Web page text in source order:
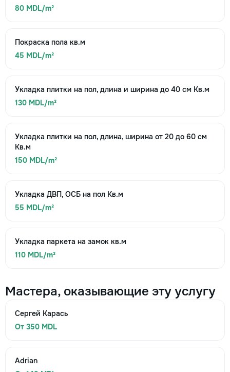
80 MDL/m²
Покраска пола кв.м
45 MDL/m²
Укладка плитки на пол, длина и ширина до 40 см Кв.м
130 MDL/m²
Укладка плитки на пол, длина, ширина от 20 до 60 см
Кв.м
150 MDL/m²
Укладка ДВП, ОСБ на пол Кв.м
55 MDL/m²
Укладка паркета на замок кв.м
110 MDL/m²
Мастера, оказывающие эту услугу
Сергей Карась
От 350 MDL
Adrian